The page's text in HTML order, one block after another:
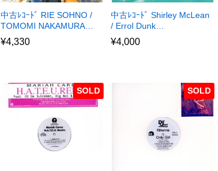
中古ﾚｺｰﾄﾞ RIE SOHNO /
TOMOMI NAKAMURA…
¥4,330
中古ﾚｺｰﾄﾞ Shirley McLean
/ Errol Dunk…
¥4,000
SOLD SOLD